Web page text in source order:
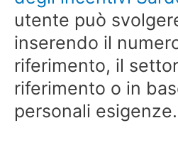
utente può
inserendo il
riferimento, il
riferimento o in
personali esigenze.